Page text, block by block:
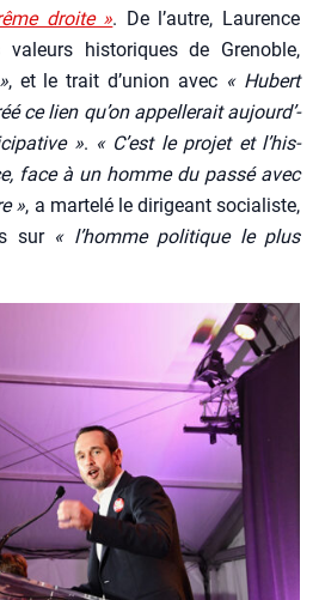
droite ». De l’autre, Lau­rence
his­to­riques de Gre­noble,
, et le trait d’u­nion avec « Hubert
ce lien qu’on appel­le­rait aujourd’­
». « C’est le pro­jet et l’his­
face à un homme du pas­sé avec
», a mar­te­lé le diri­geant socia­liste,
sur « l’homme poli­tique le plus